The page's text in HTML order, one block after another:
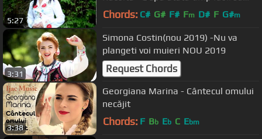
5:27
mea
Chords: C# G# F# Fm D# F G#m
3:31
Simona Costin(nou 2019) -Nu va
plangeti voi muieri NOU 2019
Request Chords
3:38
Georgiana Marina - Cântecul omului
necăjit
Chords: F Bb Eb C Ebm